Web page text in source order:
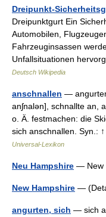
Dreipunkt-
Dreipunktgurt Ein
Automobilen,
Fahrzeuginsassen
Unfallsituationen
Deutsch Wikipedia
anschnallen —
anʃnalən], schnallte an,
o. Ä. festmachen: die
sich anschnallen. Syn.:
Universal-Lexikon
Neu Hampshire — New
New Hampshire —
angurten, sich — sich